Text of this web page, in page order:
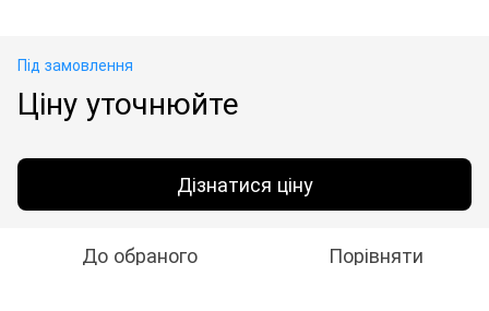
Під замовлення
Ціну уточнюйте
Дізнатися ціну
До обраного Порівняти